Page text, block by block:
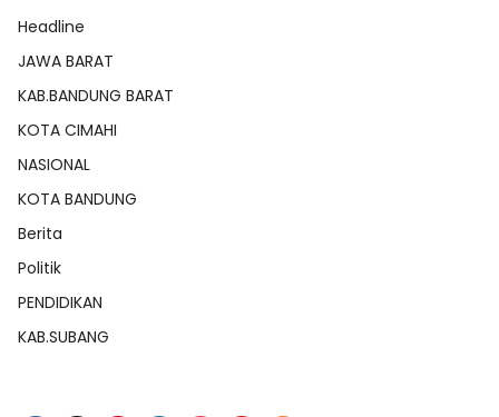
Headline
JAWA BARAT
KAB.BANDUNG BARAT
KOTA CIMAHI
NASIONAL
KOTA BANDUNG
Berita
Politik
PENDIDIKAN
KAB.SUBANG